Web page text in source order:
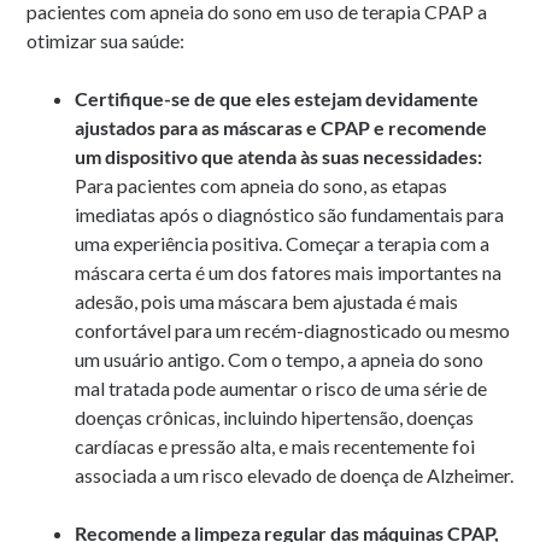
pacientes com apneia do sono em uso de terapia CPAP a
otimizar sua saúde:
Certifique-se de que eles estejam devidamente
ajustados para as máscaras e CPAP e recomende
um dispositivo que atenda às suas necessidades:
Para pacientes com apneia do sono, as etapas
imediatas após o diagnóstico são fundamentais para
uma experiência positiva. Começar a terapia com a
máscara certa é um dos fatores mais importantes na
adesão, pois uma máscara bem ajustada é mais
confortável para um recém-diagnosticado ou mesmo
um usuário antigo. Com o tempo, a apneia do sono
mal tratada pode aumentar o risco de uma série de
doenças crônicas, incluindo hipertensão, doenças
cardíacas e pressão alta, e mais recentemente foi
associada a um risco elevado de doença de Alzheimer.
Recomende a limpeza regular das máquinas CPAP,